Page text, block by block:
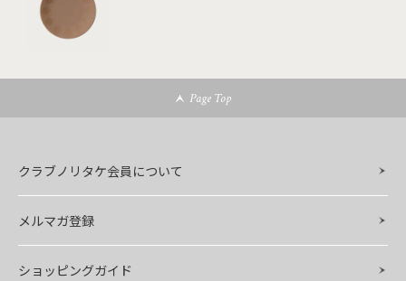
Page Top
クラブノリタケ会員について
メルマガ登録
ショッピングガイド